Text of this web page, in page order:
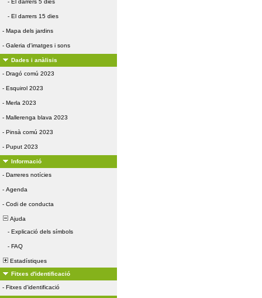
- El darrers 5 dies
- El darrers 15 dies
- Mapa dels jardins
- Galeria d'imatges i sons
Dades i anàlisis
- Dragó comú 2023
- Esquirol 2023
- Merla 2023
- Mallerenga blava 2023
- Pinsà comú 2023
- Puput 2023
Informació
- Darreres notícies
- Agenda
- Codi de conducta
Ajuda
- Explicació dels símbols
- FAQ
Estadístiques
Fitxes d'identificació
- Fitxes d'identificació